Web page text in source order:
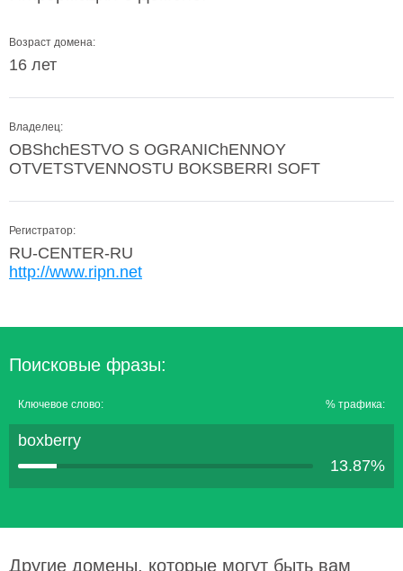
Возраст домена:
16 лет
Владелец:
OBShchESTVO S OGRANIChENNOY
OTVETSTVENNOSTU BOKSBERRI SOFT
Регистратор:
RU-CENTER-RU
http://www.ripn.net
Поисковые фразы:
Ключевое слово: % трафика:
boxberry
13.87%
Другие домены, которые могут быть вам